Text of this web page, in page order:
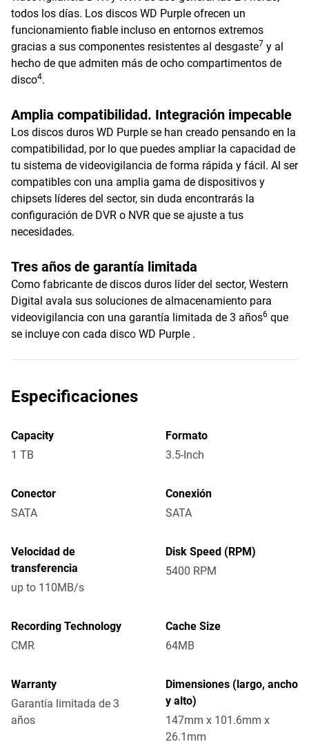
todos los días. Los discos WD Purple ofrecen un
funcionamiento fiable incluso en entornos extremos
gracias a sus componentes resistentes al desgaste7 y al
hecho de que admiten más de ocho compartimentos de
disco4.
Amplia compatibilidad. Integración impecable
Los discos duros WD Purple se han creado pensando en la
compatibilidad, por lo que puedes ampliar la capacidad de
tu sistema de videovigilancia de forma rápida y fácil. Al ser
compatibles con una amplia gama de dispositivos y
chipsets líderes del sector, sin duda encontrarás la
configuración de DVR o NVR que se ajuste a tus
necesidades.
Tres años de garantía limitada
Como fabricante de discos duros líder del sector, Western
Digital avala sus soluciones de almacenamiento para
videovigilancia con una garantía limitada de 3 años6 que
se incluye con cada disco WD Purple .
Especificaciones
Capacity
1 TB
Formato
3.5-Inch
Conector
SATA
Conexión
SATA
Velocidad de
transferencia
up to 110MB/s
Disk Speed (RPM)
5400 RPM
Recording Technology
CMR
Cache Size
64MB
Warranty
Garantía limitada de 3
años
Dimensiones (largo, ancho
y alto)
147mm x 101.6mm x
26.1mm